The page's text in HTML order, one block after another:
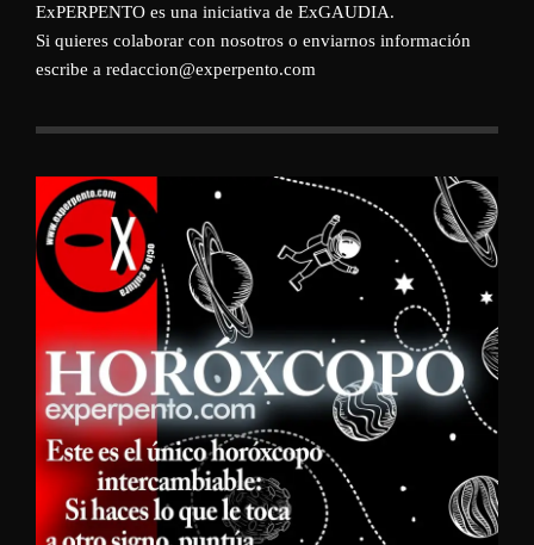
ExPERPENTO es una iniciativa de ExGAUDIA.
Si quieres colaborar con nosotros o enviarnos información
escribe a redaccion@experpento.com